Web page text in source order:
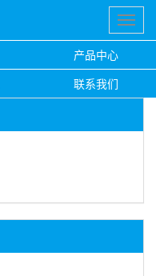
产品中心
联系我们